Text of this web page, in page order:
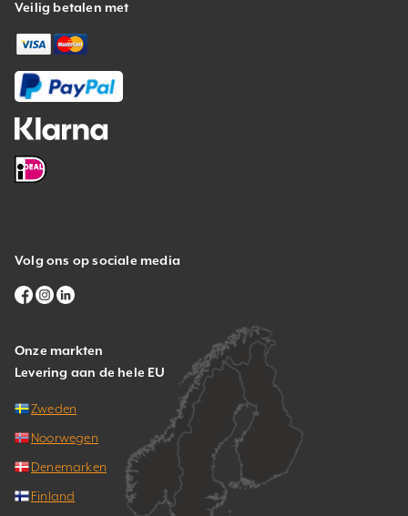
Veilig betalen met
Volg ons op sociale media
Onze markten
Levering aan de hele EU
Zweden
Noorwegen
Denemarken
Finland